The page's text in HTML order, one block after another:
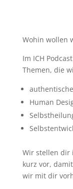
Wohin wollen
Im ICH
Themen, die
Human
Wir stellen dir
kurz vor,
wir mit dir